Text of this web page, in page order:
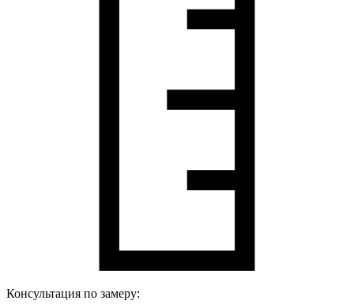
Консультация по замеру: